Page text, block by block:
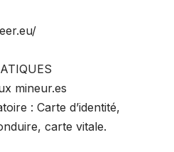
mineur.es
: Carte d’identité,
carte vitale.